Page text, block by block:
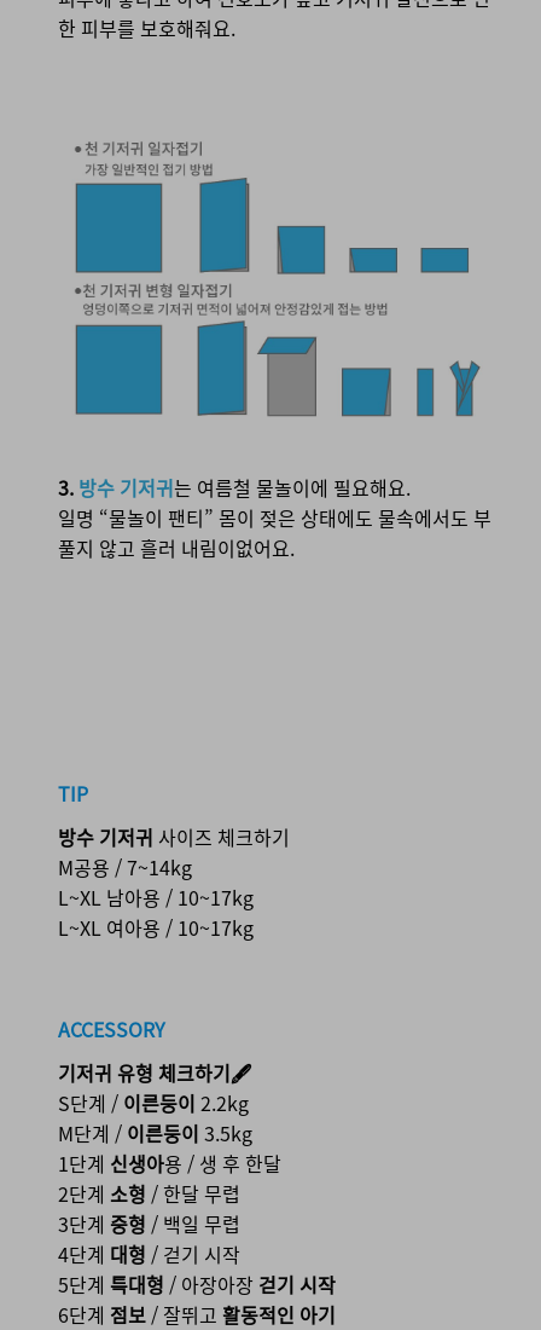
한 피부를 보호해줘요.
3. 방수 기저귀는 여름철 물놀이에 필요해요.
일명 “물놀이 팬티” 몸이 젖은 상태에도 물속에서도 부
풀지 않고 흘러 내림이없어요.
TIP
방수 기저귀 사이즈 체크하기
M공용 / 7~14kg
L~XL 남아용 / 10~17kg
L~XL 여아용 / 10~17kg
ACCESSORY
기저귀 유형 체크하기🖋
S단계 / 이른둥이 2.2kg
M단계 / 이른둥이 3.5kg
1단계 신생아용 / 생 후 한달
2단계 소형 / 한달 무렵
3단계 중형 / 백일 무렵
4단계 대형 / 걷기 시작
5단계 특대형 / 아장아장 걷기 시작
6단계 점보 / 잘뛰고 활동적인 아기